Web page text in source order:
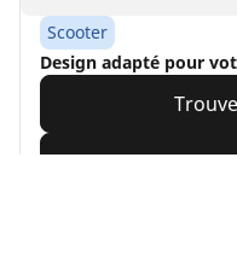
Scooter
Design adapté pour